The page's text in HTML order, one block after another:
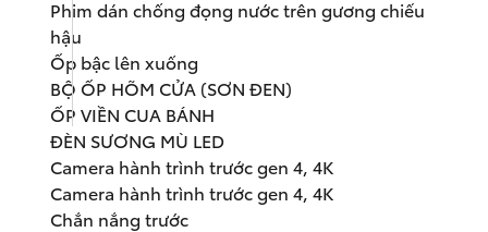
Phim dán chống đọng nước trên gương chiếu
hậu
Ốp bậc lên xuống
BỘ ỐP HÕM CỬA (SƠN ĐEN)
ỐP VIỀN CUA BÁNH
ĐÈN SƯƠNG MÙ LED
Camera hành trình trước gen 4, 4K
Camera hành trình trước gen 4, 4K
Chắn nắng trước